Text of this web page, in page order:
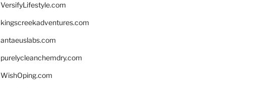
VersifyLifestyle.com
kingscreekadventures.com
antaeuslabs.com
purelycleanchemdry.com
WishOping.com